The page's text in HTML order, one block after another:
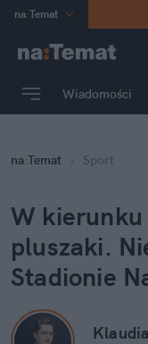
na:Temat
Poland
mama
Rozrywka
Wiadomości
na:Temat Sport
W kierunku
pluszaki.
Stadionie